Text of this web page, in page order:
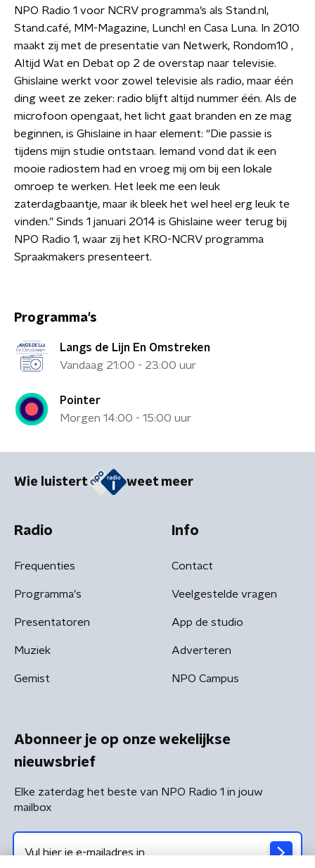
NPO Radio 1 voor NCRV programma’s als Stand.nl,
Stand.café, MM-Magazine, Lunch! en Casa Luna. In 2010
maakt zij met de presentatie van Netwerk, Rondom10 ,
Altijd Wat en Debat op 2 de overstap naar televisie.
Ghislaine werkt voor zowel televisie als radio, maar één
ding weet ze zeker: radio blijft altijd nummer één. Als de
microfoon opengaat, het licht gaat branden en ze mag
beginnen, is Ghislaine in haar element: “Die passie is
tijdens mijn studie ontstaan. Iemand vond dat ik een
mooie radiostem had en vroeg mij om bij een lokale
omroep te werken. Het leek me een leuk
zaterdagbaantje, maar ik bleek het wel heel erg leuk te
vinden.” Sinds 1 januari 2014 is Ghislaine weer terug bij
NPO Radio 1, waar zij het KRO-NCRV programma
Spraakmakers presenteert.
Programma's
Langs de Lijn En Omstreken
Vandaag 21:00 - 23:00 uur
Pointer
Morgen 14:00 - 15:00 uur
Wie luistert weet meer
Radio
Frequenties
Programma's
Presentatoren
Muziek
Gemist
Info
Contact
Veelgestelde vragen
App de studio
Adverteren
NPO Campus
Abonneer je op onze wekelijkse
nieuwsbrief
Elke zaterdag het beste van NPO Radio 1 in jouw
mailbox